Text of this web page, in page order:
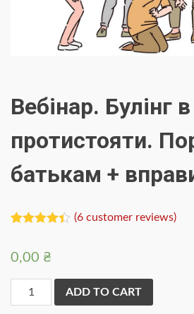
Вебінар. Булінг
протистояти.
батькам +
based on
ratings
(6 customer reviews)
0,00 ₴
Вебінар.
Булінг
ADD TO CART